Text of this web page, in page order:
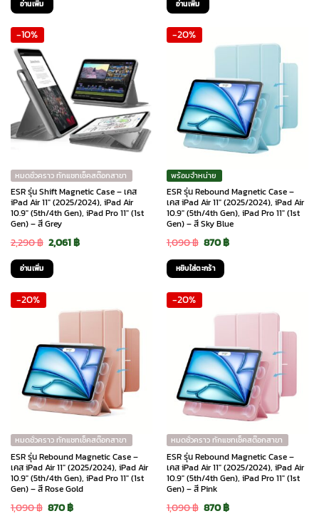
was:
อ่านเพิ่ม
was:
1,290 ฿.
อ่านเพิ่ม
-10%
หมดชั่วคราว ทักแชทเช็คสต๊อกสาขา
ESR รุ่น Shift Magnetic Case – เคส
iPad Air 11″ (2025/2024), iPad Air
10.9″ (5th/4th Gen), iPad Pro 11″ (1st
Gen) – สี Grey
2,290฿ Original
price
was:
2,061฿Current
อ่านเพิ่ม
-20%
พร้อมจำหน่าย
ESR รุ่น Rebound Magnetic Case –
เคส iPad Air 11″ (2025/2024), iPad Air
10.9″ (5th/4th Gen), iPad Pro 11″ (1st
Gen) – สี Sky Blue
1,090฿ Original
price
was:
870฿Current
หยิบใส่ตะกร้า
-20%
หมดชั่วคราว ทักแชทเช็คสต๊อกสาขา
ESR รุ่น Rebound Magnetic Case –
เคส iPad Air 11″ (2025/2024), iPad Air
10.9″ (5th/4th Gen), iPad Pro 11″ (1st
Gen) – สี Rose Gold
1,090฿ Original
870฿Current
-20%
หมดชั่วคราว ทักแชทเช็คสต๊อกสาขา
ESR รุ่น Rebound Magnetic Case –
เคส iPad Air 11″ (2025/2024), iPad Air
10.9″ (5th/4th Gen), iPad Pro 11″ (1st
Gen) – สี Pink
1,090฿ Original
870฿Current